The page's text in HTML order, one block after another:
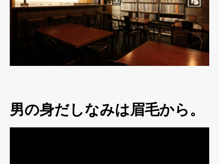
男の身だしなみは眉毛から。